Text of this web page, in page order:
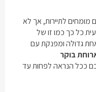
מומחים לתיירות, אך לא
כל כך כמו זו של
גדולה ומפנקת עם
בוקר
ככל הנראה לפחות עד